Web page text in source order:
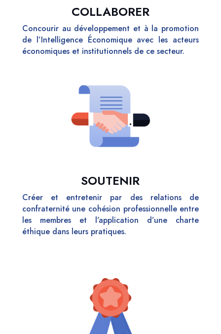
COLLABORER
Concourir au développement et à la promotion
de l’Intelligence Économique avec les acteurs
économiques et institutionnels de ce secteur.
SOUTENIR
Créer et entretenir par des relations de
confraternité une cohésion professionnelle entre
les membres et l’application d’une charte
éthique dans leurs pratiques.